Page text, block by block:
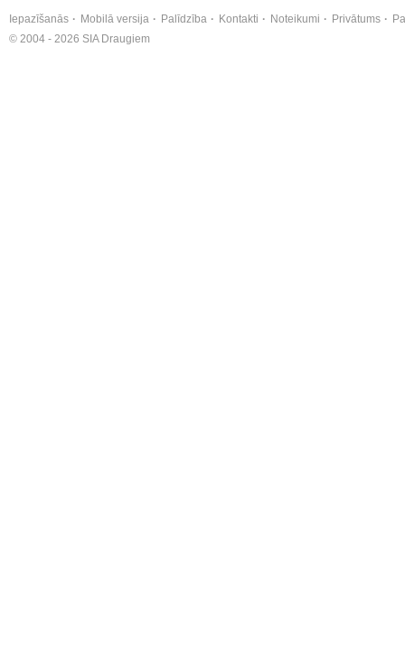
Iepazīšanās Mobilā versija Palīdzība Kontakti Noteikumi Privātums
© 2004 - 2026 SIA Draugiem